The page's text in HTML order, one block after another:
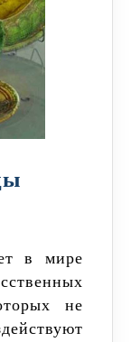
посуды
не